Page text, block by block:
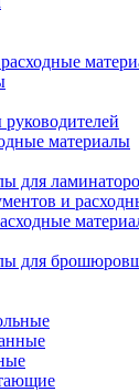
материалы
для
и
для